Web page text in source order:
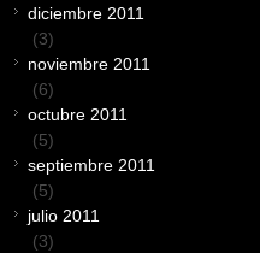
diciembre 2011
(3)
noviembre 2011
(6)
octubre 2011
(5)
septiembre 2011
(5)
julio 2011
(3)